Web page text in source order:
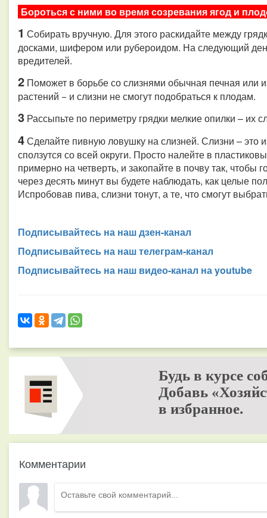
Бороться с ними во время созревания ягод и
1 Собирать вручную. Для этого раскидайте между
досками, шифером или рубероидом. На следующий
вредителей.
2 Поможет в борьбе со слизнями обычная печная или
растений − и слизни не смогут подобраться к плодам.
3 Рассыпьте по периметру грядки мелкие опилки – их
4Сделайте пивную ловушку на слизней. Слизни – это
сползутся со всей округи. Просто налейте в
примерно на четверть, и закопайте в почву так,
через десять минут вы будете наблюдать, как целые
Испробовав пива, слизни тонут, а те, что смогут
Подписывайтесь на наш дзен-канал
Подписывайтесь на наш телеграм-канал
Подписывайтесь на наш видео-канал на youtube
Будь в курсе
Добавь
в избранное.
Комментарии